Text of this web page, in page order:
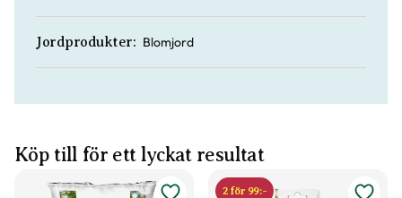
Jordprodukter: Blomjord
Köp till för ett lyckat resultat
2 för 99:-